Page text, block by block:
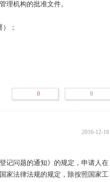
理机构的批准文件。
；
出租方的房屋产权证复印件。有
明。出租方为宾馆、饭店的，提交
房地产租赁许可证》复印件。
办公及车库用房不得作为经营场
交有关的批准文件或者许可证书
0 0
2016-12-16
记问题的通知》的规定，申请人在
家法律法规的规定，除按照国家工